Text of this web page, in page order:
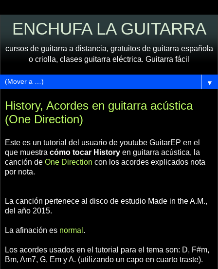
ENCHUFA LA GUITARRA
cursos de guitarra a distancia, gratuitos de guitarra española
o criolla, clases guitarra eléctrica. Guitarra fácil
▼
History, Acordes en guitarra acústica
(One Direction)
Este es un tutorial del usuario de youtube GuitarEP en el
que muestra cómo tocar History en guitarra acústica, la
canción de One Direction con los acordes explicados nota
por nota.
La canción pertenece al disco de estudio Made in the A.M.,
del año 2015.
La afinación es normal .
Los acordes usados en el tutorial para el tema son: D, F#m,
Bm, Am7, G, Em y A. (utilizando un capo en cuarto traste).